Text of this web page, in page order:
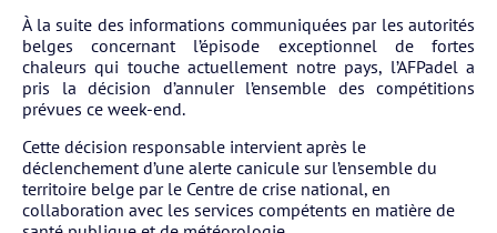
À la suite des informations communiquées par les autorités
belges concernant l’épisode exceptionnel de fortes
chaleurs qui touche actuellement notre pays, l’AFPadel a
pris la décision d’annuler l’ensemble des compétitions
prévues ce week-end.
Cette décision responsable intervient après le
déclenchement d’une alerte canicule sur l’ensemble du
territoire belge par le Centre de crise national, en
collaboration avec les services compétents en matière de